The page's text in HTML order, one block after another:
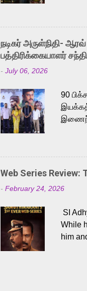
singer
like
a
நடிகர் அருள்நிதி-
பத்திரிக்கையாளர்
- July 06, 2026
90
Web Series Review:
- February 24, 2026
SI
While
him
begin